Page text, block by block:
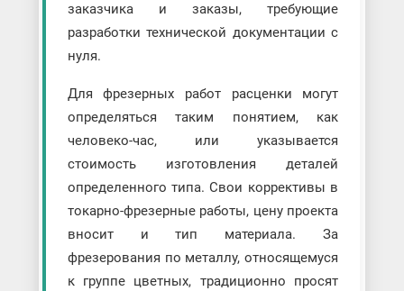
заказчика и заказы, требующие
разработки технической документации с
нуля.
Для фрезерных работ расценки могут
определяться таким понятием, как
человеко-час, или указывается
стоимость изготовления деталей
определенного типа. Свои коррективы в
токарно-фрезерные работы, цену проекта
вносит и тип материала. За
фрезерования по металлу, относящемуся
к группе цветных, традиционно просят